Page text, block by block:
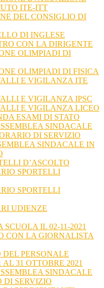
ITE-ITT
DEL CONSIGLIO DI
DI INGLESE
CON LA DIRIGENTE
OLIMPIADI DI
OLIMPIADI DI FISICA
E VIGILANZA ITE
E VIGILANZA IPSC
E VIGILANZA LICEO
ESAMI DI STATO
SINDACALE
DI SERVIZIO
SINDACALE IN
D’ASCOLTO
SPORTELLI
SPORTELLI
UDIENZE
SCUOLA IL 02-11-2021
CON LA GIORNALISTA
DEL PERSONALE
31 OTTOBRE 2021
SINDACALE
DI SERVIZIO